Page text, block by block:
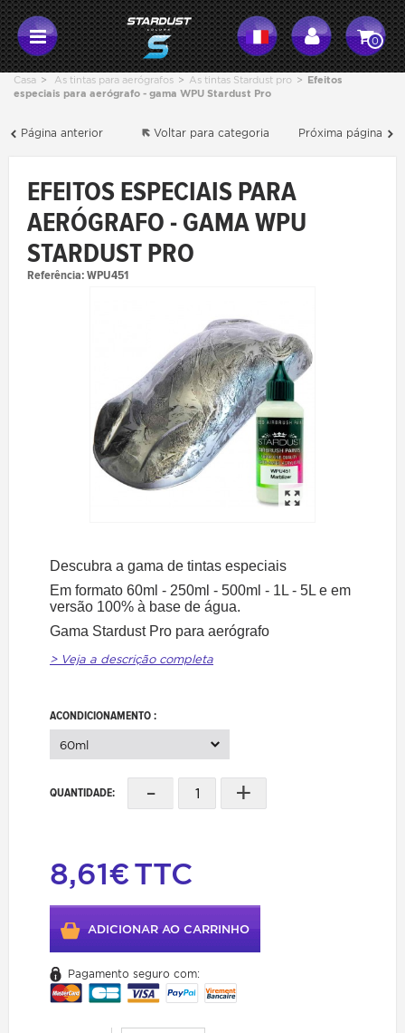
0
Casa > As tintas para aerógrafos > As tintas Stardust pro > Efeitos
especiais para aerógrafo - gama WPU Stardust Pro
Página anterior Próxima página
Voltar para categoria
EFEITOS ESPECIAIS PARA
AERÓGRAFO - GAMA WPU
STARDUST PRO
Referência:WPU451
Descubra a gama de tintas especiais
Em formato 60ml - 250ml - 500ml - 1L - 5L e em
versão 100% à base de água.
Gama Stardust Pro para aerógrafo
> Veja a descrição completa
ACONDICIONAMENTO :
60ml
QUANTIDADE: - +
8,61€TTC
ADICIONAR AO CARRINHO
Pagamento seguro com: